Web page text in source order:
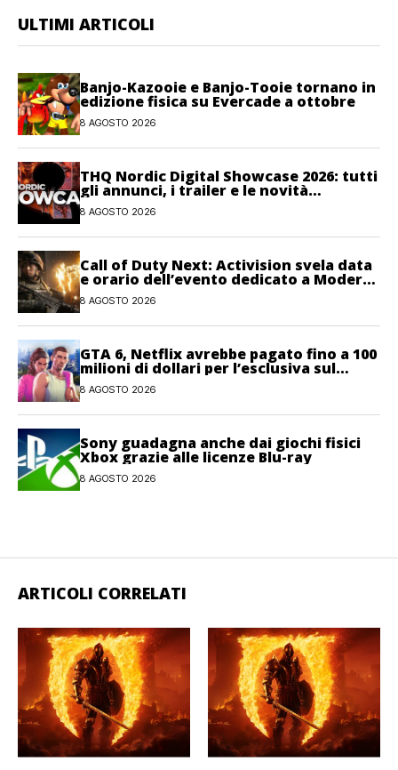
ULTIMI ARTICOLI
Banjo-Kazooie e Banjo-Tooie tornano in
edizione fisica su Evercade a ottobre
8 AGOSTO 2026
THQ Nordic Digital Showcase 2026: tutti
gli annunci, i trailer e le novità
dell’evento
8 AGOSTO 2026
Call of Duty Next: Activision svela data
e orario dell’evento dedicato a Modern
Warfare 4
8 AGOSTO 2026
GTA 6, Netflix avrebbe pagato fino a 100
milioni di dollari per l’esclusiva sul
gioco
8 AGOSTO 2026
Sony guadagna anche dai giochi fisici
Xbox grazie alle licenze Blu-ray
8 AGOSTO 2026
ARTICOLI CORRELATI